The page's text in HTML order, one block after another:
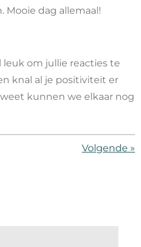
Mooie dag allemaal!
leuk om jullie reacties te
knal al je positiviteit er
kunnen we elkaar nog
Volgende »